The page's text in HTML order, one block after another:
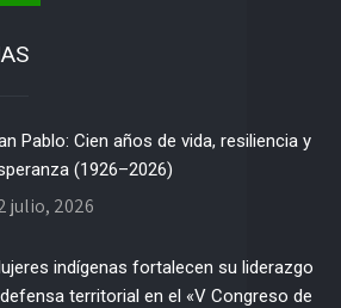
Pablo: Cien años de vida, resiliencia y
(1926–2026)
julio, 2026
indígenas fortalecen su liderazgo
territorial en el «V Congreso de